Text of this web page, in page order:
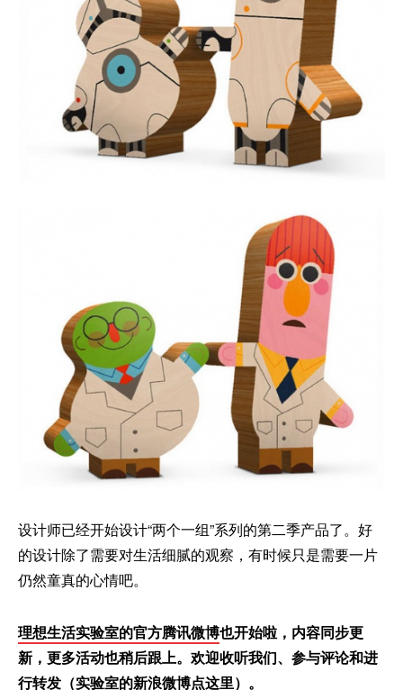
设计师已经开始设计“两个一组”系列的第二季产品了。好
的设计除了需要对生活细腻的观察，有时候只是需要一片
仍然童真的心情吧。
理想生活实验室的官方腾讯微博也开始啦，内容同步更
新，更多活动也稍后跟上。欢迎收听我们、参与评论和进
行转发（实验室的新浪微博点这里）。